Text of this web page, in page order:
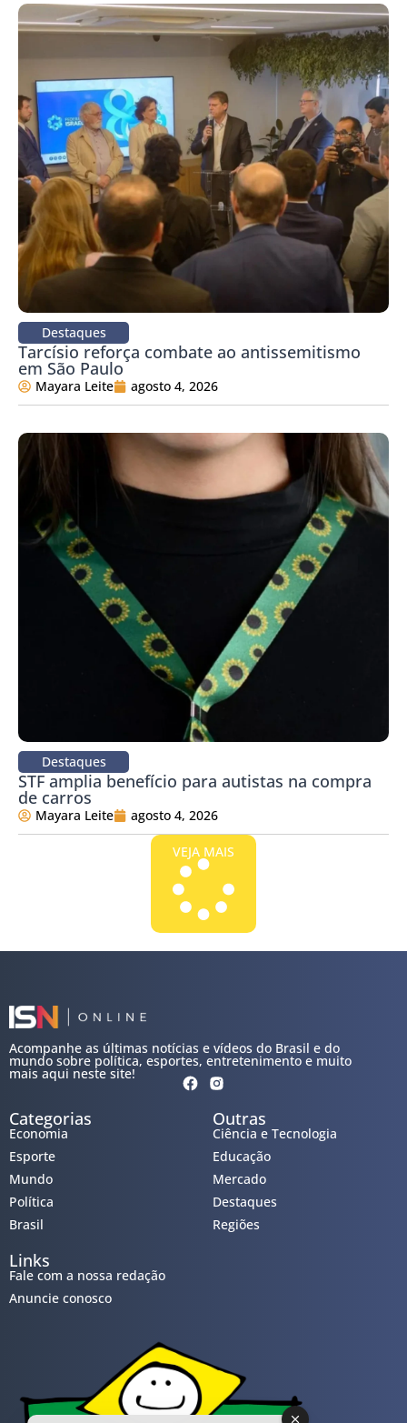
Destaques
Tarcísio reforça combate ao antissemitismo
em São Paulo
Mayara Leite agosto 4, 2026
Destaques
STF amplia benefício para autistas na compra
de carros
Mayara Leite agosto 4, 2026
VEJA MAIS
Acompanhe as últimas notícias e vídeos do Brasil e do
mundo sobre política, esportes, entretenimento e muito
mais aqui neste site!
Categorias
Economia
Esporte
Mundo
Política
Brasil
Outras
Ciência e Tecnologia
Educação
Mercado
Destaques
Regiões
Links
Fale com a nossa redação
Anuncie conosco